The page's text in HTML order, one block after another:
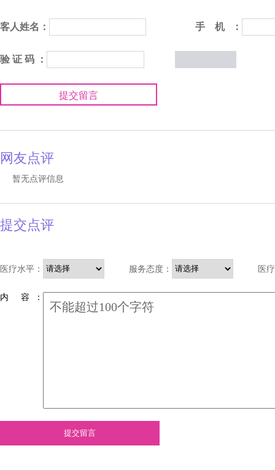
客人姓名： 手 机 ：
验 证 码 ：
提交留言
网友点评
暂无点评信息
提交点评
医疗水平： 服务态度： 医
内 容 ：
提交留言